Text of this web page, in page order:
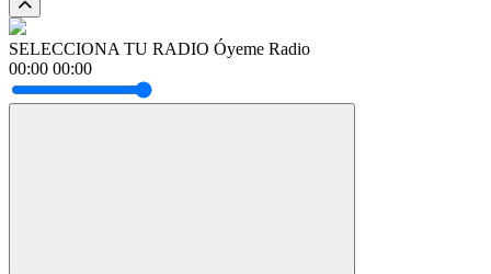
SELECCIONA TU RADIO Óyeme Radio
00:00 00:00